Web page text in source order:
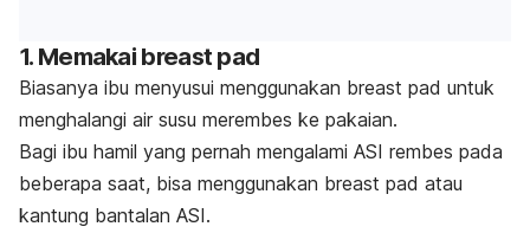
1. Memakai breast pad
Biasanya ibu menyusui menggunakan breast pad untuk
menghalangi air susu merembes ke pakaian.
Bagi ibu hamil yang pernah mengalami ASI rembes pada
beberapa saat, bisa menggunakan breast pad atau
kantung bantalan ASI.